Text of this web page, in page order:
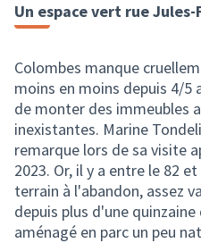
Un espace vert rue Jules-
Colombes manque
moins en moins depuis 4/5
de monter des immeubles
inexistantes. Marine
remarque lors de sa visite
2023. Or, il y a entre le 82
terrain à l'abandon, assez
depuis plus d'une
aménagé en parc un peu